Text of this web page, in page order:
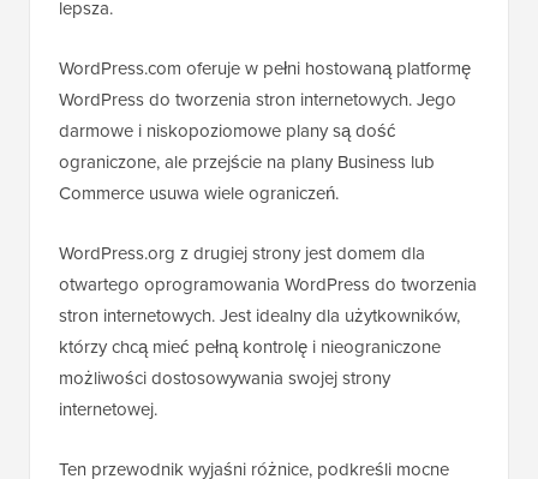
lepsza.
WordPress.com oferuje w pełni hostowaną platformę
WordPress do tworzenia stron internetowych. Jego
darmowe i niskopoziomowe plany są dość
ograniczone, ale przejście na plany Business lub
Commerce usuwa wiele ograniczeń.
WordPress.org z drugiej strony jest domem dla
otwartego oprogramowania WordPress do tworzenia
stron internetowych. Jest idealny dla użytkowników,
którzy chcą mieć pełną kontrolę i nieograniczone
możliwości dostosowywania swojej strony
internetowej.
Ten przewodnik wyjaśni różnice, podkreśli mocne